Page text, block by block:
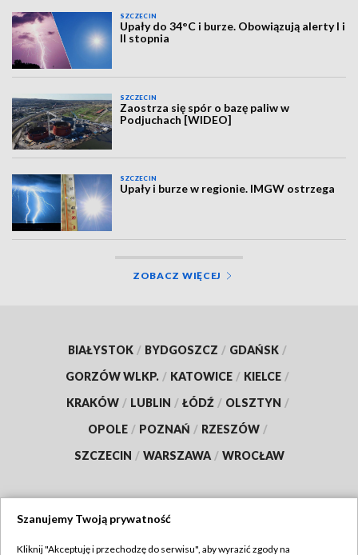
SZCZECIN
Upały do 34°C i burze. Obowiązują alerty I i
II stopnia
SZCZECIN
Zaostrza się spór o bazę paliw w
Podjuchach [WIDEO]
SZCZECIN
Upały i burze w regionie. IMGW ostrzega
ZOBACZ WIĘCEJ
BIAŁYSTOK / BYDGOSZCZ / GDAŃSK /
GORZÓW WLKP. / KATOWICE / KIELCE /
KRAKÓW / LUBLIN / ŁÓDŹ / OLSZTYN /
OPOLE / POZNAŃ / RZESZÓW /
SZCZECIN / WARSZAWA / WROCŁAW
Szanujemy Twoją prywatność
Kliknij "Akceptuję i przechodzę do serwisu", aby wyrazić zgody na